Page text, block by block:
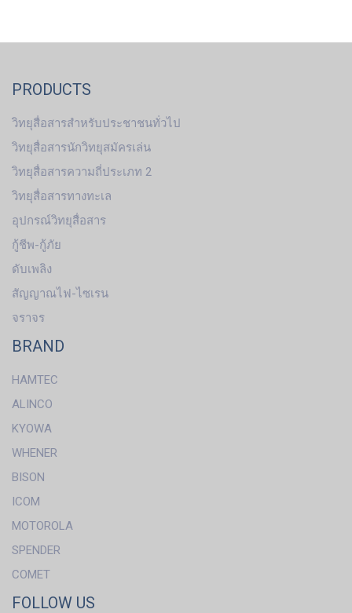
PRODUCTS
วิทยุสื่อสารสำหรับประชาชนทั่วไป
วิทยุสื่อสารนักวิทยุสมัครเล่น
วิทยุสื่อสารความถี่ประเภท 2
วิทยุสื่อสารทางทะเล
อุปกรณ์วิทยุสื่อสาร
กู้ชีพ-กู้ภัย
ดับเพลิง
สัญญาณไฟ-ไซเรน
จราจร
BRAND
HAMTEC
ALINCO
KYOWA
WHENER
BISON
ICOM
MOTOROLA
SPENDER
COMET
FOLLOW US